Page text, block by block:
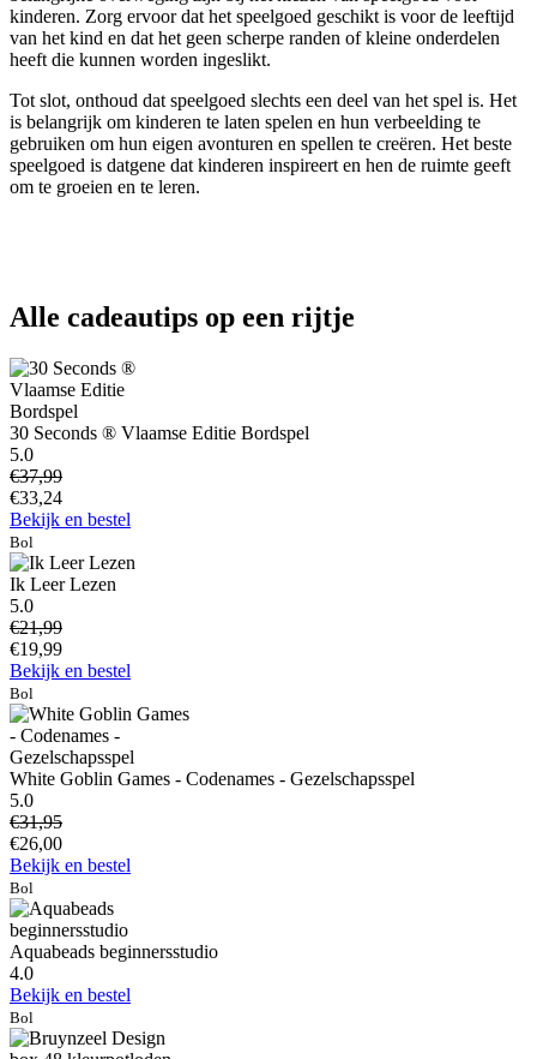
kinderen. Zorg ervoor dat het speelgoed geschikt is voor de leeftijd
van het kind en dat het geen scherpe randen of kleine onderdelen
heeft die kunnen worden ingeslikt.
Tot slot, onthoud dat speelgoed slechts een deel van het spel is. Het
is belangrijk om kinderen te laten spelen en hun verbeelding te
gebruiken om hun eigen avonturen en spellen te creëren. Het beste
speelgoed is datgene dat kinderen inspireert en hen de ruimte geeft
om te groeien en te leren.
Alle cadeautips op een rijtje
30 Seconds ® Vlaamse Editie Bordspel
5.0
€37,99
€33,24
Bekijk en bestel
Bol
Ik Leer Lezen
5.0
€21,99
€19,99
Bekijk en bestel
Bol
White Goblin Games - Codenames - Gezelschapsspel
5.0
€31,95
€26,00
Bekijk en bestel
Bol
Aquabeads beginnersstudio
4.0
Bekijk en bestel
Bol